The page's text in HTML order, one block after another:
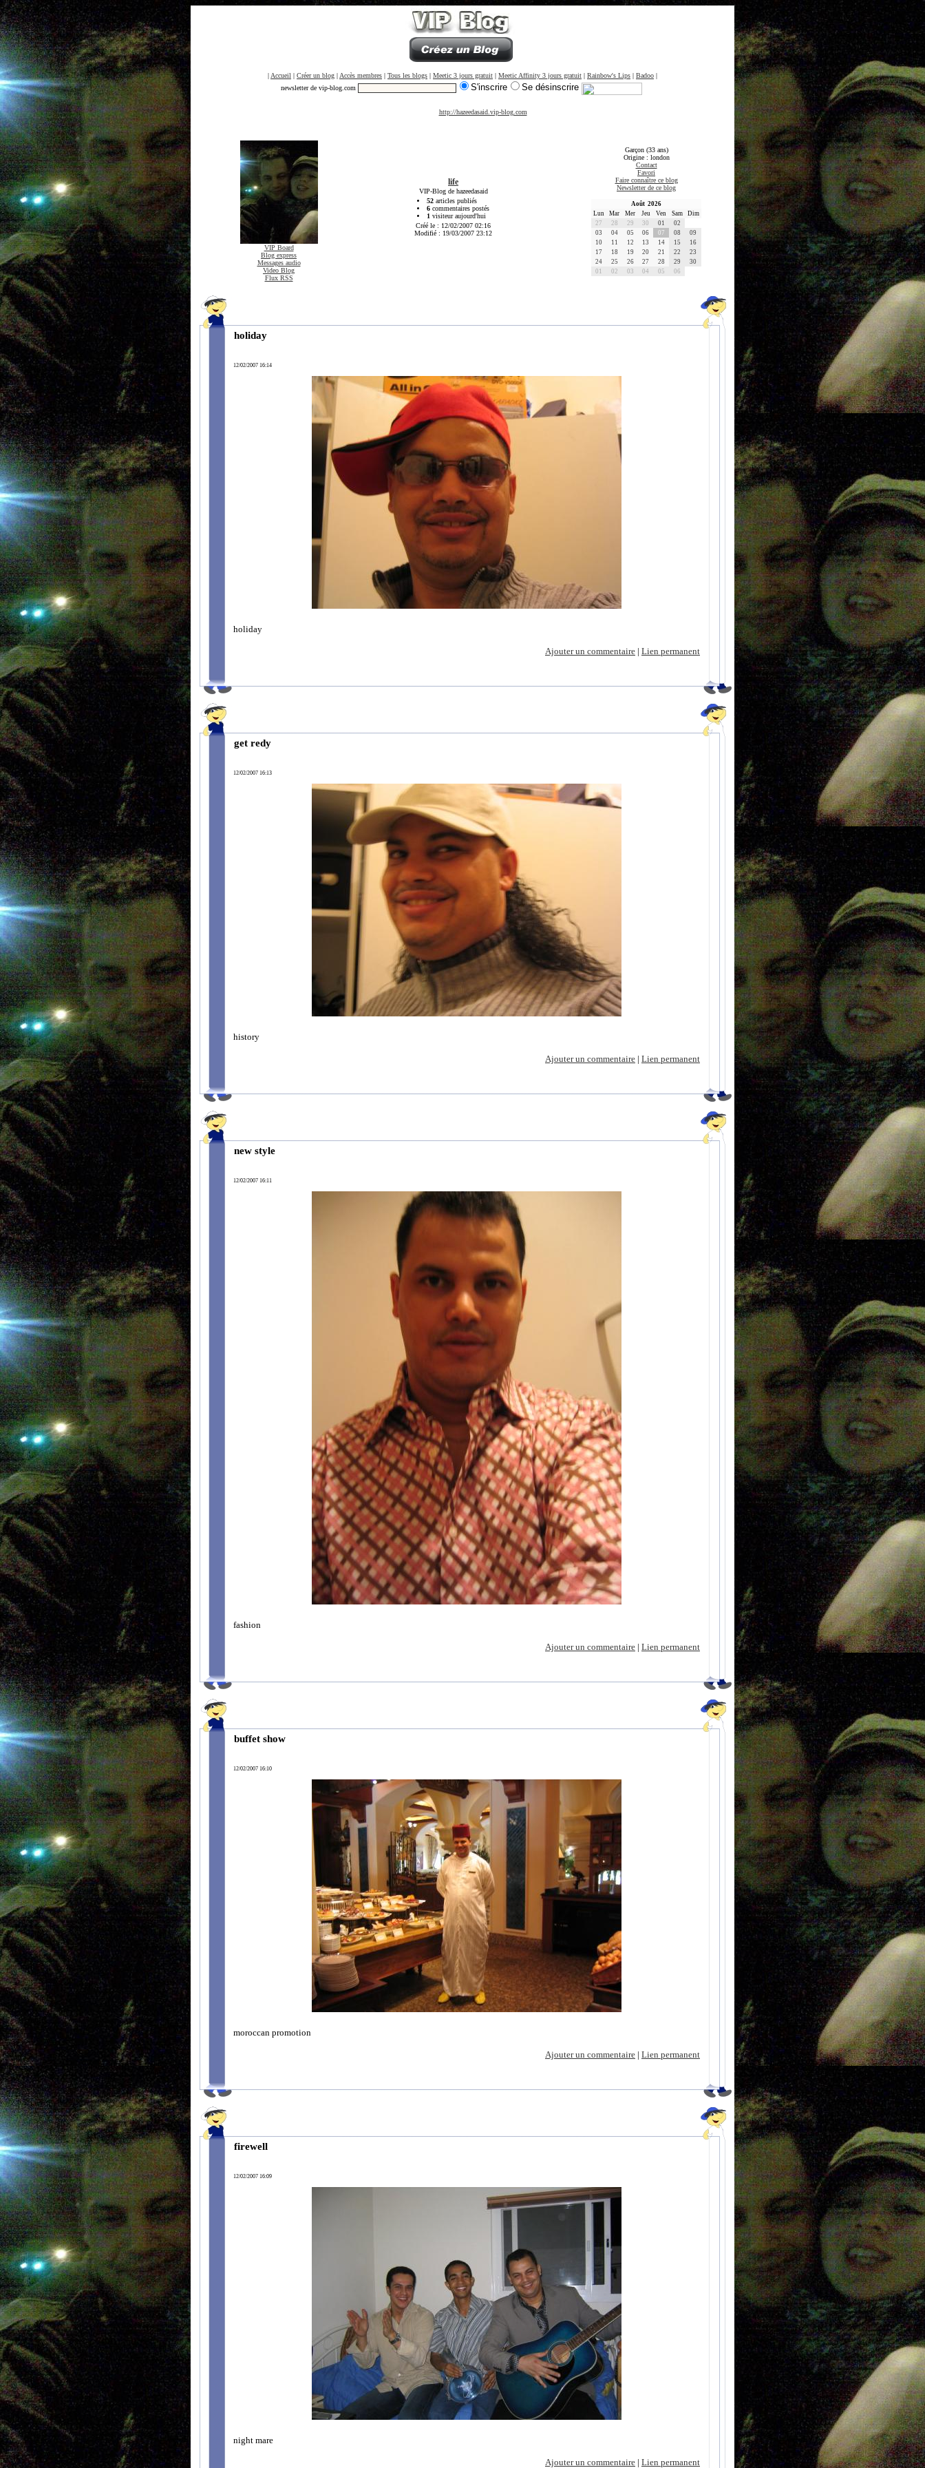
| Accueil | Créer un blog | Accès membres | Tous les blogs | Meetic 3 jours gratuit | Meetic Affinity 3 jours gratuit | Rainbow's Lips | Badoo |
newsletter de vip-blog.com
S'inscrire Se désinscrire
http://hazeedasaid.vip-blog.com
VIP Board
Blog express
Messages audio
Video Blog
Flux RSS
life
VIP-Blog de hazeedasaid
52 articles publiés
6 commentaires postés
1 visiteur aujourd'hui
Créé le : 12/02/2007 02:16
Modifié : 19/03/2007 23:12
Garçon (33 ans)
Origine : london
Contact
Favori
Faire connaître ce blog
Newsletter de ce blog
Août 2026
Lun
Mar Mer Jeu Ven Sam
Dim
27
28 29 30 01
02
03
04 05 06 07 08
09
10
11 12 13 14 15
16
17
18 19 20 21 22
23
24
25 26 27 28 29
30
01
02 03 04 05 06
holiday
12/02/2007 16:14
holiday
Ajouter un commentaire | Lien permanent
get redy
12/02/2007 16:13
history
Ajouter un commentaire | Lien permanent
new style
12/02/2007 16:11
fashion
Ajouter un commentaire | Lien permanent
buffet show
12/02/2007 16:10
moroccan promotion
Ajouter un commentaire | Lien permanent
firewell
12/02/2007 16:09
night mare
Ajouter un commentaire | Lien permanent